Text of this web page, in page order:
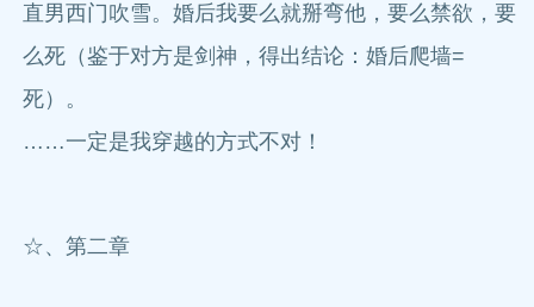
直男西门吹雪。婚后我要么就掰弯他，要么禁欲，要
么死（鉴于对方是剑神，得出结论：婚后爬墙=
死）。
……一定是我穿越的方式不对！
☆、第二章